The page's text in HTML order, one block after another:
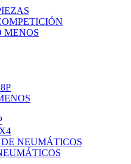
MENOS
NEUMÁTICOS